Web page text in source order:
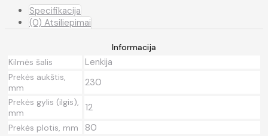
Specifikacija
(0) Atsiliepimai
Informacija
Kilmės šalis
Lenkija
Prekės aukštis,
mm
230
Prekės gylis (ilgis),
mm
12
Prekės plotis, mm 80